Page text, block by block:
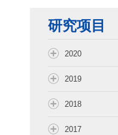
研究项目
2020
2019
2018
2017